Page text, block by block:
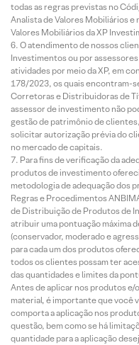
todas as regras previstas no
Analista de Valores Mobiliários e
Valores Mobiliários da XP
O atendimento de nossos
Investimentos ou por
atividades por meio da XP, em
178/2023, os quais encontram-
Corretoras e Distribuidoras de
assessor de investimento não
gestão de patrimônio de
solicitar autorização prévia do
no mercado de capitais.
Para fins de verificação da
produtos de investimento
metodologia de adequação dos
Regras e Procedimentos
de Distribuição de Produtos de
atribuir uma pontuação máxima
(conservador, moderado e
para cada um dos produtos
todos os clientes possam ter
das quantidades e limites da
Antes de aplicar nos produtos
material, é importante que você
comporta a aplicação nos
questão, bem como se há
quantidade para a aplicação